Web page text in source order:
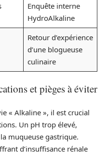
Enquête interne
HydroAlkaline
Retour d’expérience
d’une blogueuse
culinaire
et pièges à éviter
« Alkaline », il est crucial
Un pH trop élevé,
muqueuse gastrique.
d’insuffisance rénale